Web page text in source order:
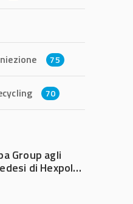
75
70
Group agli
di Hexpol